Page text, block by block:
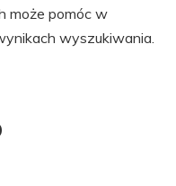
może pomóc w
wyszukiwania.